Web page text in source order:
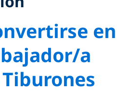
en
a